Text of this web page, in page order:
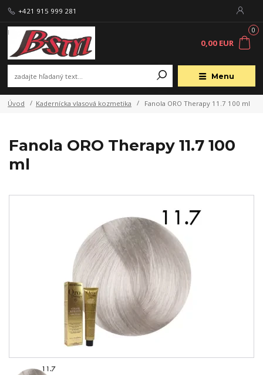
Menu
+421 915 999 281
0
0,00 EUR
Úvod Kadernícka vlasová kozmetika Fanola ORO Therapy 11.7 100 ml
Fanola ORO Therapy 11.7 100
ml